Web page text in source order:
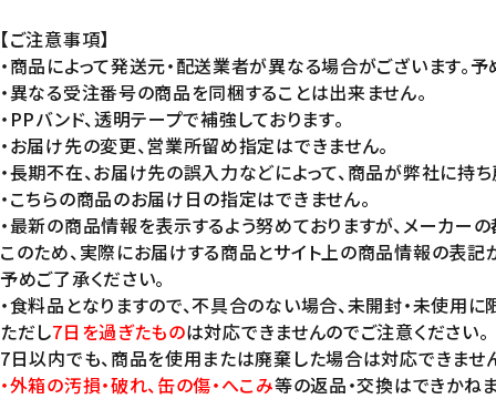
【ご注意事項】
・商品によって発送元・配送業者が異なる場合がございます。予
・異なる受注番号の商品を同梱することは出来ません。
・PPバンド、透明テープで補強しております。
・お届け先の変更、営業所留め指定はできません。
・長期不在、お届け先の誤入力などによって、商品が弊社に持
・こちらの商品のお届け日の指定はできません。
・最新の商品情報を表示するよう努めておりますが、メーカー
このため、実際にお届けする商品とサイト上の商品情報の表記
予めご了承ください。
・食料品となりますので、不具合のない場合、未開封・未使
ただし7日を過ぎたものは対応できませんのでご注意ください。
7日以内でも、商品を使用または廃棄した場合は対応できませ
・外箱の汚損・破れ、缶の傷・へこみ等の返品・交換はできかねま